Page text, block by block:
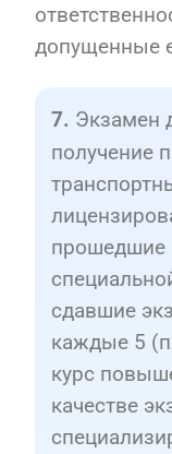
допущенные
7. Экзамен
получение
прошедшие
сдавшие
каждые 5
курс
качестве